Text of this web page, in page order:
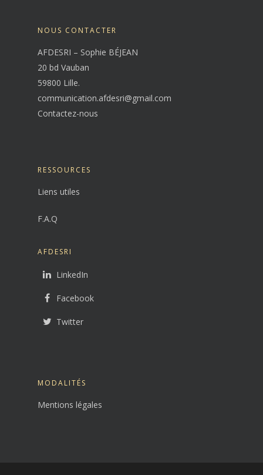
NOUS CONTACTER
AFDESRI – Sophie BÉJEAN
20 bd Vauban
59800 Lille.
communication.afdesri@gmail.com
Contactez-nous
RESSOURCES
Liens utiles
F.A.Q
AFDESRI
LinkedIn
Facebook
Twitter
MODALITÉS
Mentions légales